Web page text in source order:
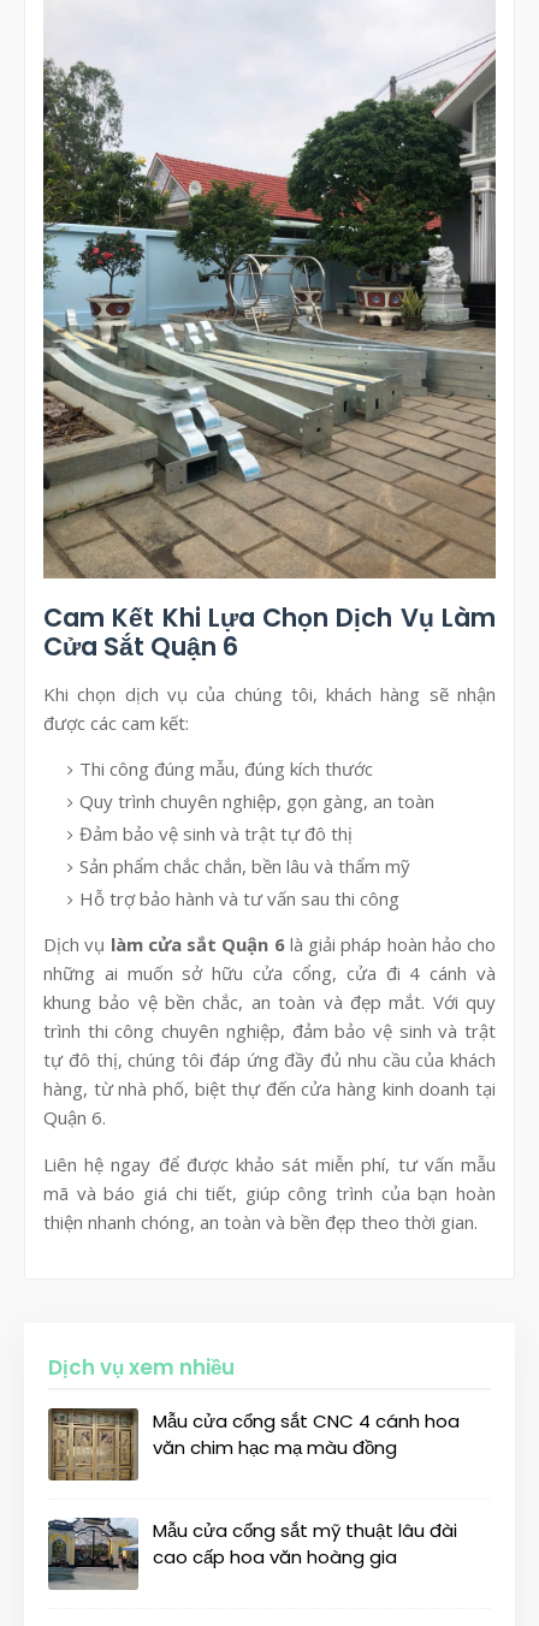
Cam Kết Khi Lựa Chọn Dịch Vụ Làm
Cửa Sắt Quận 6
Khi chọn dịch vụ của chúng tôi, khách hàng sẽ nhận
được các cam kết:
Thi công đúng mẫu, đúng kích thước
Quy trình chuyên nghiệp, gọn gàng, an toàn
Đảm bảo vệ sinh và trật tự đô thị
Sản phẩm chắc chắn, bền lâu và thẩm mỹ
Hỗ trợ bảo hành và tư vấn sau thi công
Dịch vụ làm cửa sắt Quận 6là giải pháp hoàn hảo cho
những ai muốn sở hữu cửa cổng, cửa đi 4 cánh và
khung bảo vệ bền chắc, an toàn và đẹp mắt. Với quy
trình thi công chuyên nghiệp, đảm bảo vệ sinh và trật
tự đô thị, chúng tôi đáp ứng đầy đủ nhu cầu của khách
hàng, từ nhà phố, biệt thự đến cửa hàng kinh doanh tại
Quận 6.
Liên hệ ngay để được khảo sát miễn phí, tư vấn mẫu
mã và báo giá chi tiết, giúp công trình của bạn hoàn
thiện nhanh chóng, an toàn và bền đẹp theo thời gian.
Dịch vụ xem nhiều
Mẫu cửa cổng sắt CNC 4 cánh hoa
văn chim hạc mạ màu đồng
Mẫu cửa cổng sắt mỹ thuật lâu đài
cao cấp hoa văn hoàng gia